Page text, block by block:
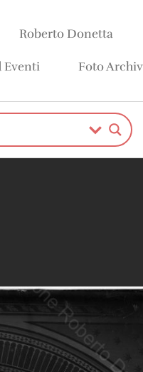
Roberto Donetta
Eventi Foto